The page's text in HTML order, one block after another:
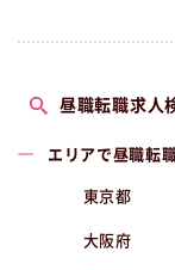
昼職転職求人
エリアで昼職転
東京都
大阪府